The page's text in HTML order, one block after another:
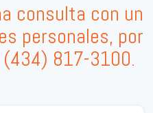
consulta con un
personales, por
(434) 817-3100.